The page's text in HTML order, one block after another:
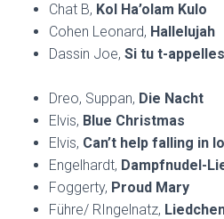
Chat B, Kol Ha’olam Kulo
Cohen Leonard, Hallelujah
Dassin Joe, Si tu t-
Dreo, Suppan, Die Nacht
Elvis, Blue Christmas
Elvis, Can’t help falling in
Engelhardt, Dampfnudel-
Foggerty, Proud Mary
Führe/ RIngelnatz,